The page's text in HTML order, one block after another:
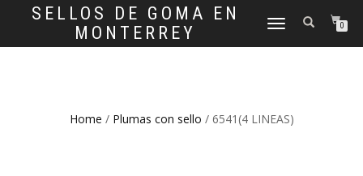
SELLOS DE GOMA EN
MONTERREY
CAMBIAR
0
Home / Plumas con sello / 6541(4 LINEAS)